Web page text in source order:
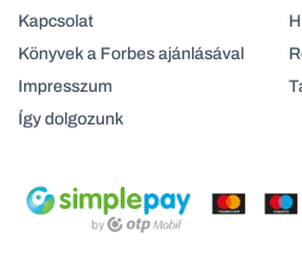
Kapcsolat
Könyvek a Forbes ajánlásával
Impresszum
Így dolgozunk